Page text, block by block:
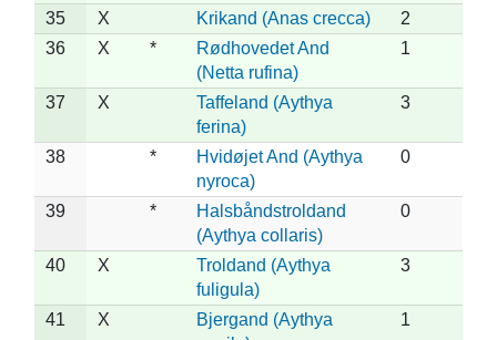
35
X Krikand (Anas crecca)
2
36
X *
Rødhovedet And
(Netta rufina)
1
37 X
Taffeland (Aythya
ferina)
3
38 *
Hvidøjet And (Aythya
nyroca)
0
39 *
Halsbåndstroldand
(Aythya collaris)
0
40 X
Troldand (Aythya
fuligula)
3
41 X
Bjergand (Aythya
1